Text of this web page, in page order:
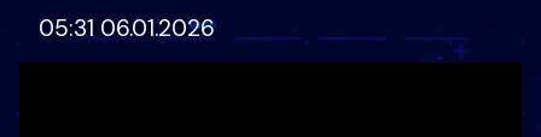
05:31 06.01.2026